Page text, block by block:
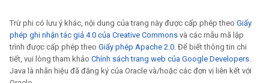
Trừ phi có lưu ý khác, nội dung của trang này được cấp phép theo Giấy
phép ghi nhận tác giả 4.0 của Creative Commons và các mẫu mã lập
trình được cấp phép theo Giấy phép Apache 2.0. Để biết thông tin chi
tiết, vui lòng tham khảo Chính sách trang web của Google Developers.
Java là nhãn hiệu đã đăng ký của Oracle và/hoặc các đơn vị liên kết với